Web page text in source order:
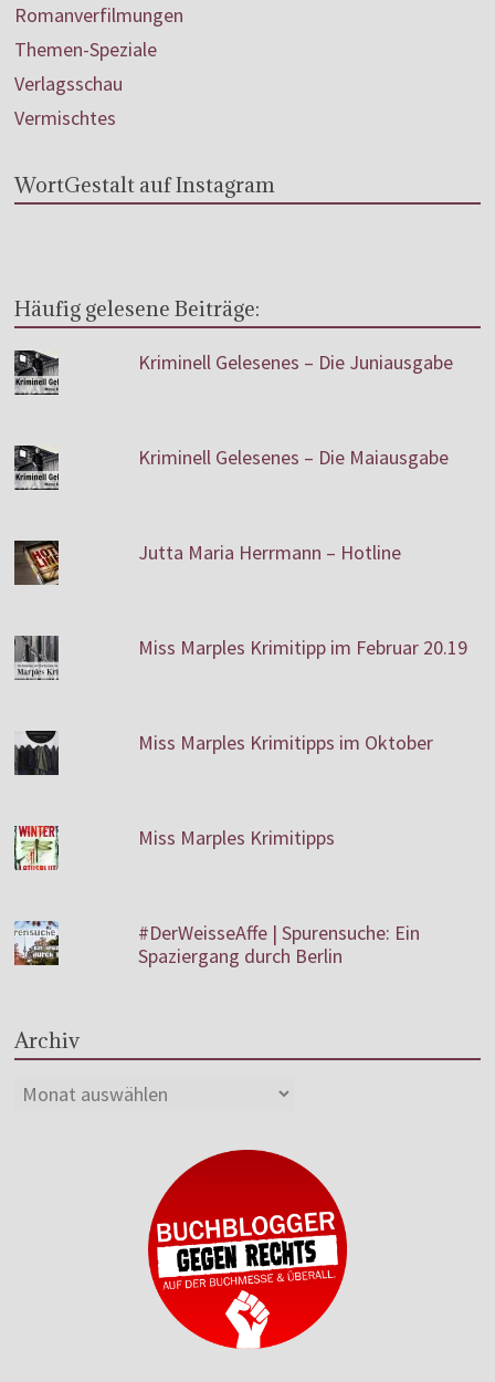
Romanverfilmungen
Themen-Speziale
Verlagsschau
Vermischtes
WortGestalt auf Instagram
Häufig gelesene Beiträge:
Kriminell Gelesenes – Die Juniausgabe
Kriminell Gelesenes – Die Maiausgabe
Jutta Maria Herrmann – Hotline
Miss Marples Krimitipp im Februar 20.19
Miss Marples Krimitipps im Oktober
Miss Marples Krimitipps
#DerWeisseAffe | Spurensuche: Ein
Spaziergang durch Berlin
Archiv